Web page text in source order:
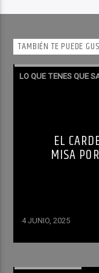
TAMBIÉN TE PUEDE
LO QUE TENES QUE
EL
MISA
4 JUNIO, 2025